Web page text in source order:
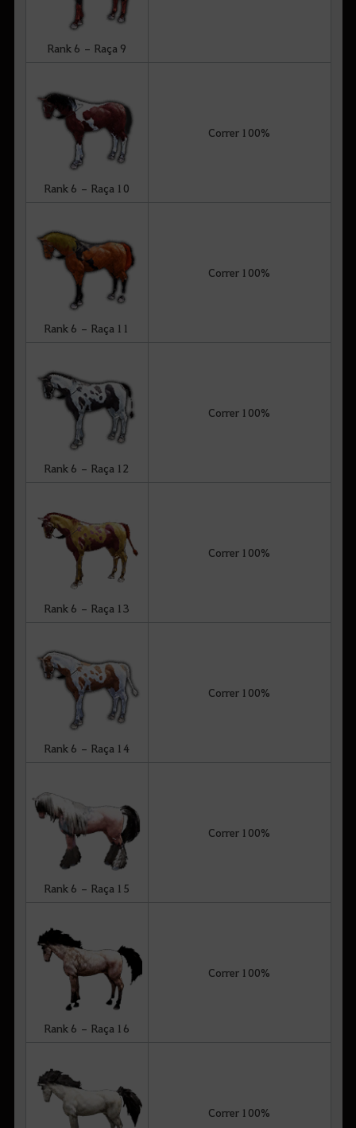
Rank 6 – Raça 9
Rank 6 – Raça 10
Correr 100%
Rank 6 – Raça 11
Correr 100%
Rank 6 – Raça 12
Correr 100%
Rank 6 – Raça 13
Correr 100%
Rank 6 – Raça 14
Correr 100%
Rank 6 – Raça 15
Correr 100%
Rank 6 – Raça 16
Correr 100%
Correr 100%